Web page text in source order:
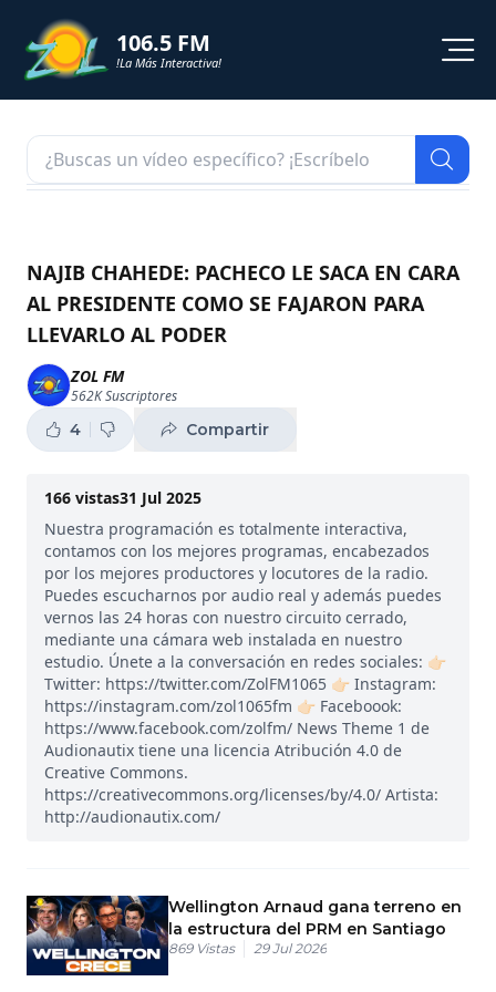
106.5 FM
!La Más Interactiva!
NOTICIAS
SHORTS
PODCAST
ZOL TV
NAJIB CHAHEDE: PACHECO LE SACA EN CARA
AL PRESIDENTE COMO SE FAJARON PARA
LLEVARLO AL PODER
ZOL FM
562KSuscriptores
4 Compartir
166 vistas31 Jul 2025
Nuestra programación es totalmente interactiva,
contamos con los mejores programas, encabezados
por los mejores productores y locutores de la radio.
Puedes escucharnos por audio real y además puedes
vernos las 24 horas con nuestro circuito cerrado,
mediante una cámara web instalada en nuestro
estudio. Únete a la conversación en redes sociales: 👉🏻
Twitter: https://twitter.com/ZolFM1065 👉🏻 Instagram:
https://instagram.com/zol1065fm 👉🏻 Faceboook:
https://www.facebook.com/zolfm/ News Theme 1 de
Audionautix tiene una licencia Atribución 4.0 de
Creative Commons.
https://creativecommons.org/licenses/by/4.0/ Artista:
http://audionautix.com/
Wellington Arnaud gana terreno en
la estructura del PRM en Santiago
869 Vistas 29 Jul 2026